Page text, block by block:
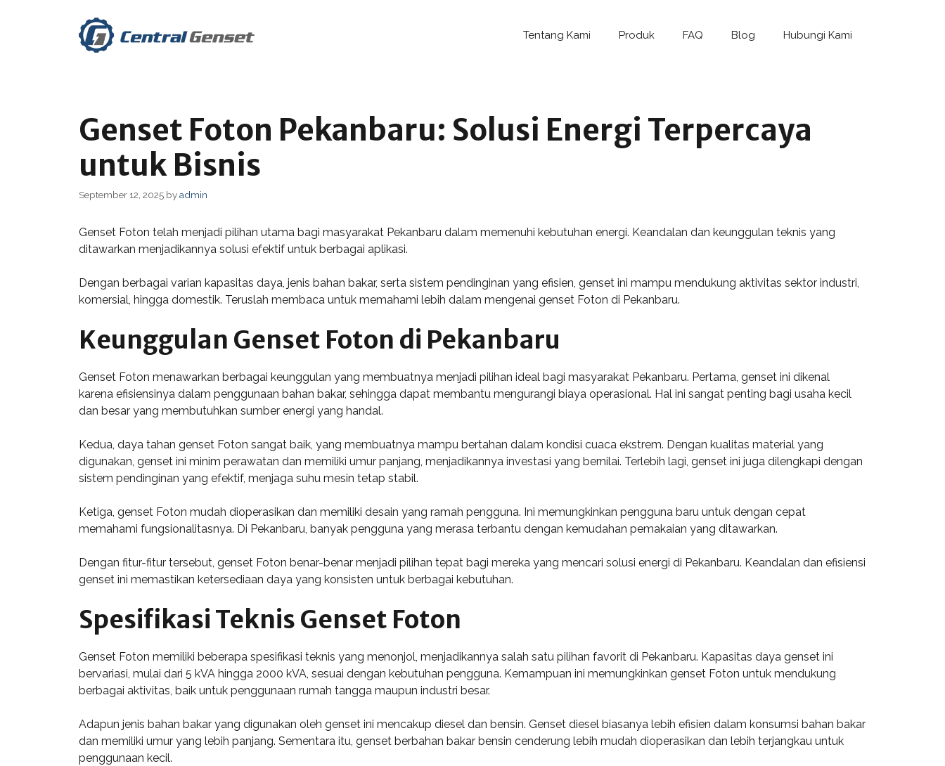
Tentang Kami Produk FAQ Blog Hubungi Kami
Genset Foton Pekanbaru: Solusi Energi Terpercaya
untuk Bisnis
September 12, 2025 byadmin
Genset Foton telah menjadi pilihan utama bagi masyarakat Pekanbaru dalam memenuhi kebutuhan energi. Keandalan dan keunggulan teknis yang
ditawarkan menjadikannya solusi efektif untuk berbagai aplikasi.
Dengan berbagai varian kapasitas daya, jenis bahan bakar, serta sistem pendinginan yang efisien, genset ini mampu mendukung aktivitas sektor industri,
komersial, hingga domestik. Teruslah membaca untuk memahami lebih dalam mengenai genset Foton di Pekanbaru.
Keunggulan Genset Foton di Pekanbaru
Genset Foton menawarkan berbagai keunggulan yang membuatnya menjadi pilihan ideal bagi masyarakat Pekanbaru. Pertama, genset ini dikenal
karena efisiensinya dalam penggunaan bahan bakar, sehingga dapat membantu mengurangi biaya operasional. Hal ini sangat penting bagi usaha kecil
dan besar yang membutuhkan sumber energi yang handal.
Kedua, daya tahan genset Foton sangat baik, yang membuatnya mampu bertahan dalam kondisi cuaca ekstrem. Dengan kualitas material yang
digunakan, genset ini minim perawatan dan memiliki umur panjang, menjadikannya investasi yang bernilai. Terlebih lagi, genset ini juga dilengkapi dengan
sistem pendinginan yang efektif, menjaga suhu mesin tetap stabil.
Ketiga, genset Foton mudah dioperasikan dan memiliki desain yang ramah pengguna. Ini memungkinkan pengguna baru untuk dengan cepat
memahami fungsionalitasnya. Di Pekanbaru, banyak pengguna yang merasa terbantu dengan kemudahan pemakaian yang ditawarkan.
Dengan fitur-fitur tersebut, genset Foton benar-benar menjadi pilihan tepat bagi mereka yang mencari solusi energi di Pekanbaru. Keandalan dan efisiensi
genset ini memastikan ketersediaan daya yang konsisten untuk berbagai kebutuhan.
Spesifikasi Teknis Genset Foton
Genset Foton memiliki beberapa spesifikasi teknis yang menonjol, menjadikannya salah satu pilihan favorit di Pekanbaru. Kapasitas daya genset ini
bervariasi, mulai dari 5 kVA hingga 2000 kVA, sesuai dengan kebutuhan pengguna. Kemampuan ini memungkinkan genset Foton untuk mendukung
berbagai aktivitas, baik untuk penggunaan rumah tangga maupun industri besar.
Adapun jenis bahan bakar yang digunakan oleh genset ini mencakup diesel dan bensin. Genset diesel biasanya lebih efisien dalam konsumsi bahan bakar
dan memiliki umur yang lebih panjang. Sementara itu, genset berbahan bakar bensin cenderung lebih mudah dioperasikan dan lebih terjangkau untuk
penggunaan kecil.